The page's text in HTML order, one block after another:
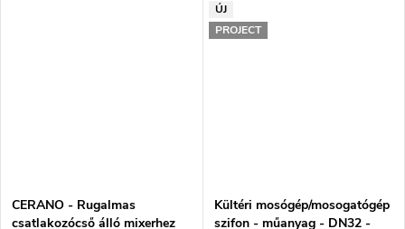
CERANO - Rugalmas
csatlakozócső álló mixerhez
ÚJ
PROJECT
Kültéri mosógép/mosogatógép
szifon - műanyag - DN32 -